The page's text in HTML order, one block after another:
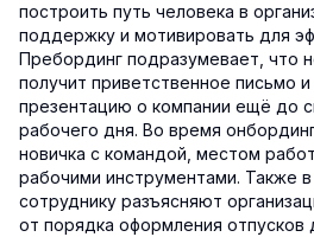
построить путь человека в
поддержку и мотивировать для
Пребординг подразумевает, что
получит приветственное письмо
презентацию о компании ещё до
рабочего дня. Во время
новичка с командой, местом
рабочими инструментами. Также
сотруднику разъясняют
от порядка оформления